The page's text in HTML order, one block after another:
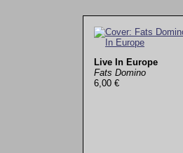
Live In Europe
Fats Domino
6,00 €